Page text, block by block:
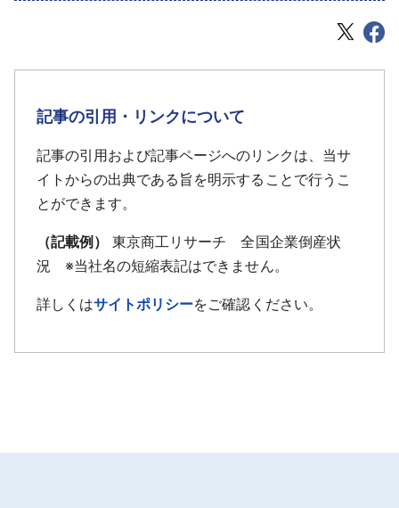
記事の引用・リンクについて
記事の引用および記事ページへのリンクは、当サ
イトからの出典である旨を明示することで行うこ
とができます。
（記載例）
東京商工リサーチ 全国企業倒産状
況 ※当社名の短縮表記はできません。
詳しくはサイトポリシーをご確認ください。